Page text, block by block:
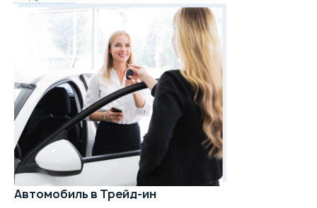
Автомобиль в Трейд-ин